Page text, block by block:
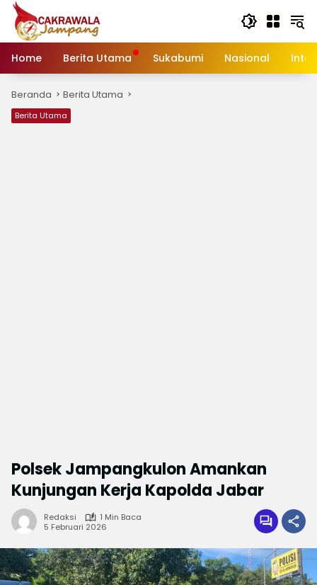
Langsung
konten
Home
Berita Utama Sukabumi Nasional
Beranda Berita Utama
Berita Utama
Polsek Jampangkulon Amankan
Kunjungan Kerja Kapolda Jabar
Redaksi
1 Min Baca
5 Februari 2026